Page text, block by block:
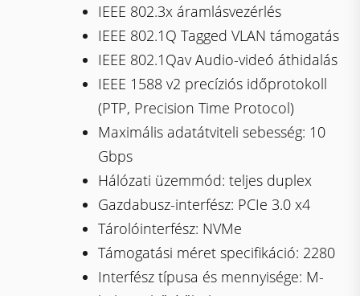
IEEE 802.3x áramlásvezérlés
IEEE 802.1Q Tagged VLAN támogatás
IEEE 802.1Qav Audio-videó áthidalás
IEEE 1588 v2 precíziós időprotokoll
(PTP, Precision Time Protocol)
Maximális adatátviteli sebesség: 10
Gbps
Hálózati üzemmód: teljes duplex
Gazdabusz-interfész: PCIe 3.0 x4
Tárolóinterfész: NVMe
Támogatási méret specifikáció: 2280
Interfész típusa és mennyisége: M-